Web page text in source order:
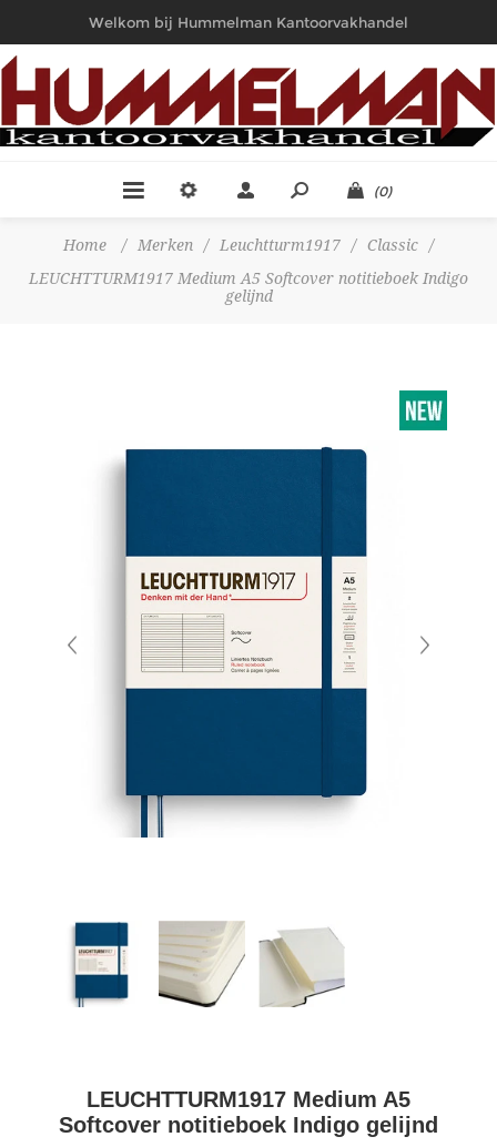
Welkom bij Hummelman Kantoorvakhandel
(0)
Home / Merken / Leuchtturm1917 / Classic
/
LEUCHTTURM1917 Medium A5 Softcover notitieboek Indigo
gelijnd
LEUCHTTURM1917 Medium A5
Softcover notitieboek Indigo gelijnd